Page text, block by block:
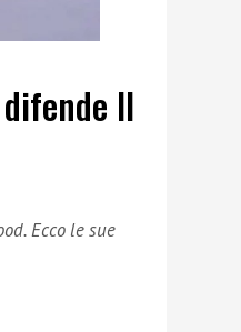
Il
Ecco le sue